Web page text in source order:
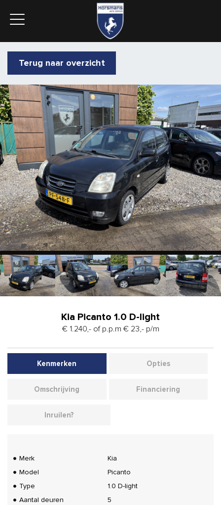
Terug naar overzicht
Kia Picanto 1.0 D-light
€ 1.240,- of p.p.m € 23,- p/m
Kenmerken Opties
Omschrijving Financiering
Inruilen?
Merk
Kia
Model
Picanto
Type
1.0 D-light
Aantal deuren
5